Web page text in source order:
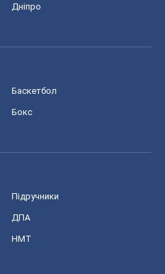
Дніпро
Баскетбол
Бокс
Підручники
ДПА
НМТ